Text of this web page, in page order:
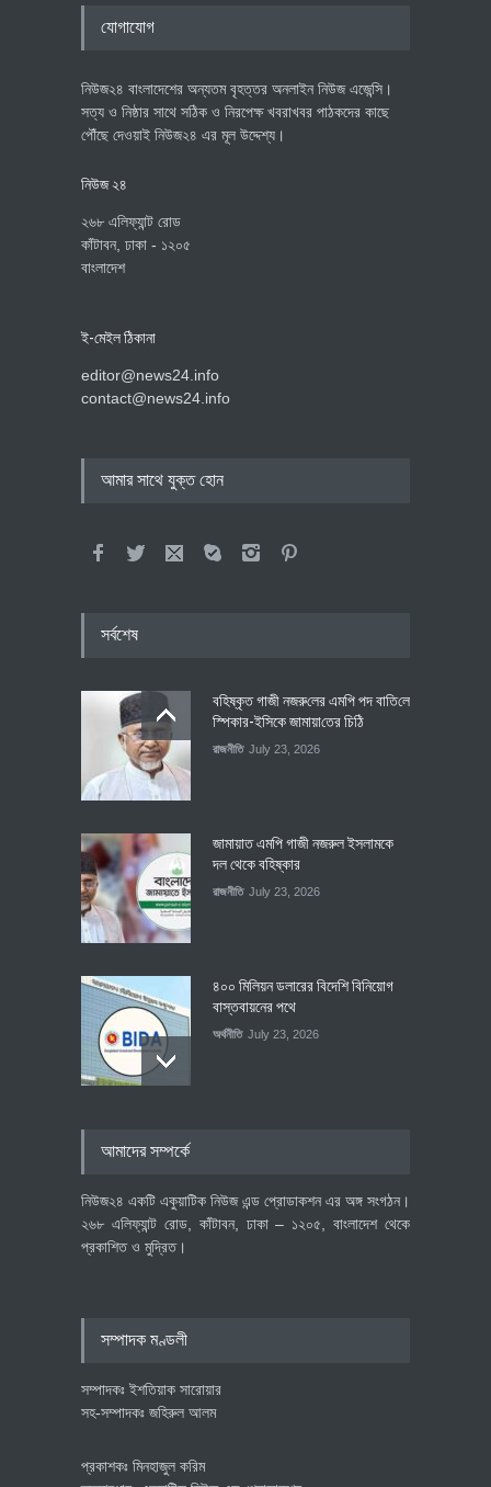
যোগাযোগ
নিউজ২৪ বাংলাদেশের অন্যতম বৃহত্তর অনলাইন নিউজ এজেন্সি।
সত্য ও নিষ্ঠার সাথে সঠিক ও নিরপেক্ষ খবরাখবর পাঠকদের কাছে
পৌঁছে দেওয়াই নিউজ২৪ এর মূল উদ্দেশ্য।
নিউজ ২৪
২৬৮ এলিফ্যান্ট রোড
কাঁটাবন, ঢাকা - ১২০৫
বাংলাদেশ
ই-মেইল ঠিকানা
editor@news24.info
contact@news24.info
আমার সাথে যুক্ত হোন
সর্বশেষ
বহিষ্কৃত গাজী নজরু‌লের এম‌পি পদ বা‌তি‌লে
স্পিকার-ইসিকে জামায়া‌তের চি‌ঠি
রাজনীতি July 23, 2026
জামায়াত এমপি গাজী নজরুল ইসলামকে
দল থেকে বহিষ্কার
রাজনীতি July 23, 2026
৪০০ মিলিয়ন ডলারের বিদেশি বিনিয়োগ
বাস্তবায়নের পথে
অর্থনীতি July 23, 2026
আমাদের সম্পর্কে
নিউজ২৪ একটি একুয়াটিক নিউজ এন্ড প্রোডাকশন এর অঙ্গ সংগঠন।
২৬৮ এলিফ্যান্ট রোড, কাঁটাবন, ঢাকা – ১২০৫, বাংলাদেশ থেকে
প্রকাশিত ও মুদ্রিত।
সম্পাদক মণ্ডলী
সম্পাদকঃ ইশতিয়াক সারোয়ার
সহ-সম্পাদকঃ জহিরুল আলম
প্রকাশকঃ মিনহাজুল করিম